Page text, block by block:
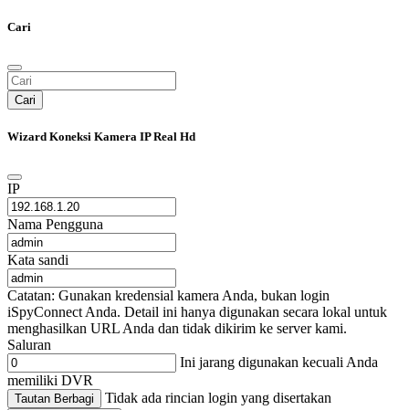
Cari
Cari
Wizard Koneksi Kamera IP Real Hd
IP
Nama Pengguna
Kata sandi
Catatan: Gunakan kredensial kamera Anda, bukan login
iSpyConnect Anda. Detail ini hanya digunakan secara lokal untuk
menghasilkan URL Anda dan tidak dikirim ke server kami.
Saluran
Ini jarang digunakan kecuali Anda
memiliki DVR
Tautan Berbagi Tidak ada rincian login yang disertakan